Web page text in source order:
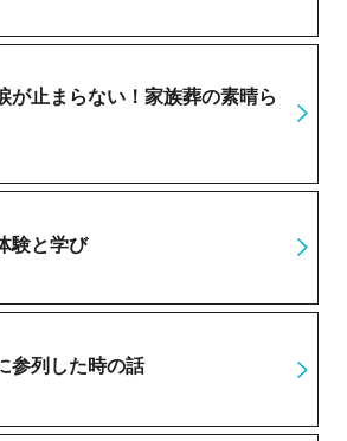
が止まらない！家族葬の素晴ら
験と学び
参列した時の話